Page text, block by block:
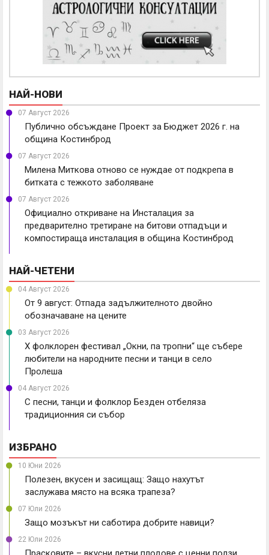
НАЙ-НОВИ
07 Август 2026
Публично обсъждане Проект за Бюджет 2026 г. на
община Костинброд
07 Август 2026
Милена Миткова отново се нуждае от подкрепа в
битката с тежкото заболяване
07 Август 2026
Официално откриване на Инсталация за
предварително третиране на битови отпадъци и
компостираща инсталация в община Костинброд
НАЙ-ЧЕТЕНИ
04 Август 2026
От 9 август: Отпада задължителното двойно
обозначаване на цените
03 Август 2026
X фолклорен фестивал „Окни, па тропни“ ще събере
любители на народните песни и танци в село
Пролеша
04 Август 2026
С песни, танци и фолклор Безден отбеляза
традиционния си събор
ИЗБРАНО
10 Юни 2026
Полезен, вкусен и засищащ: Защо нахутът
заслужава място на всяка трапеза?
07 Юли 2026
Защо мозъкът ни саботира добрите навици?
22 Юли 2026